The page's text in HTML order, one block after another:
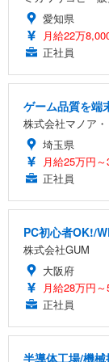
愛知県
月給22万
正社員
ゲーム品質を端
株式会社マノア・
埼玉県
月給25万円
正社員
PC初心者OK!/
株式会社GUM
大阪府
月給28万円
正社員
半導体工場/機